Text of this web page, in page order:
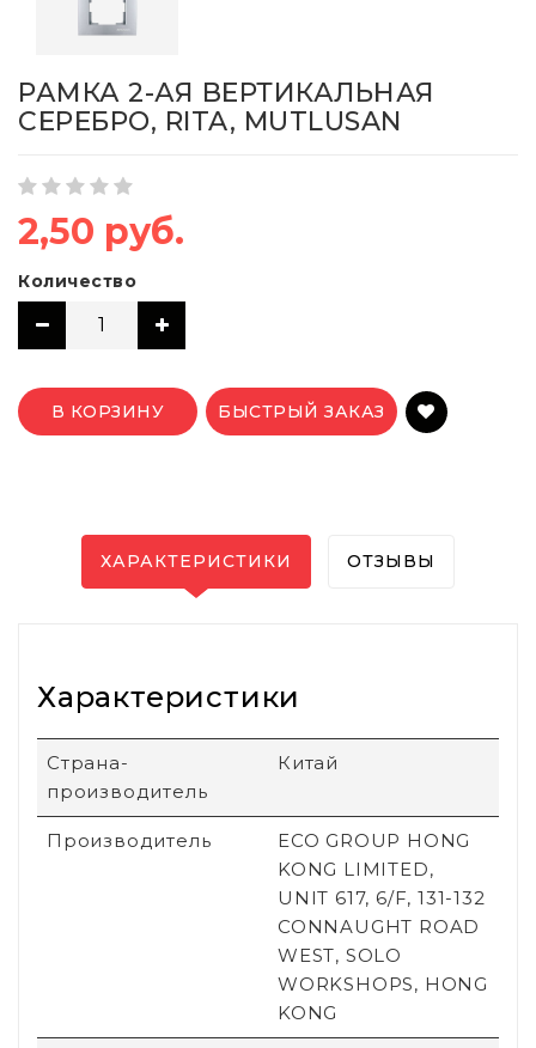
РАМКА 2-АЯ ВЕРТИКАЛЬНАЯ
СЕРЕБРО, RITA, MUTLUSAN
2,50 руб.
Количество
В КОРЗИНУ БЫСТРЫЙ ЗАКАЗ
ХАРАКТЕРИСТИКИ ОТЗЫВЫ
Характеристики
Страна-
производитель
Китай
Производитель
ECO GROUP HONG
KONG LIMITED,
UNIT 617, 6/F, 131-132
CONNAUGHT ROAD
WEST, SOLO
WORKSHOPS, HONG
KONG